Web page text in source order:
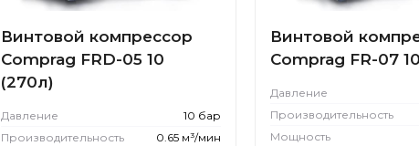
Винтовой компрессор
Comprag FRD-05 10
(270л)
Давление
10 бар
Производительность
0.65 м³/мин
Винтовой
Comprag FR-07
Давление
Производительность
Мощность